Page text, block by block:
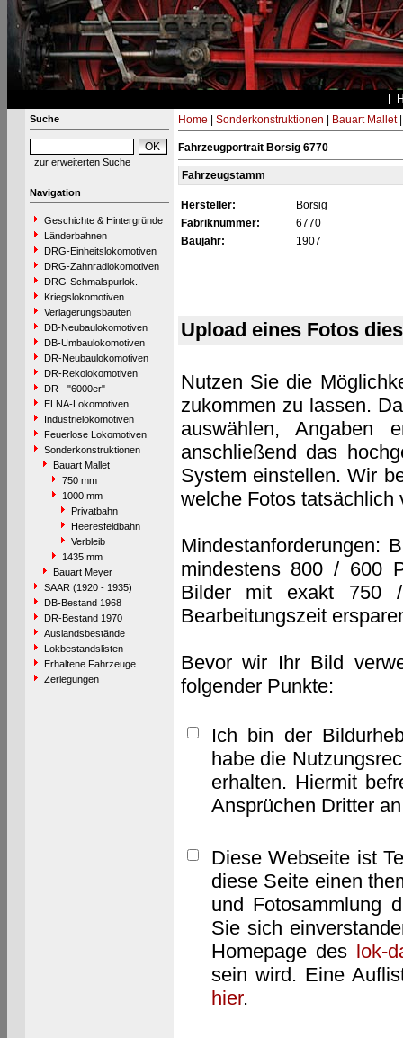
Suche
zur erweiterten Suche
Navigation
Geschichte & Hintergründe
Länderbahnen
DRG-Einheitslokomotiven
DRG-Zahnradlokomotiven
DRG-Schmalspurlok.
Kriegslokomotiven
Verlagerungsbauten
DB-Neubaulokomotiven
DB-Umbaulokomotiven
DR-Neubaulokomotiven
DR-Rekolokomotiven
DR - "6000er"
ELNA-Lokomotiven
Industrielokomotiven
Feuerlose Lokomotiven
Sonderkonstruktionen
Bauart Mallet
750 mm
1000 mm
Privatbahn
Heeresfeldbahn
Verbleib
1435 mm
Bauart Meyer
SAAR (1920 - 1935)
DB-Bestand 1968
DR-Bestand 1970
Auslandsbestände
Lokbestandslisten
Erhaltene Fahrzeuge
Zerlegungen
Home Sonderkonstruktionen Bauart Mallet
Fahrzeugportrait Borsig 6770
Fahrzeugstamm
Hersteller:
Borsig
Fabriknummer:
6770
Baujahr:
1907
Upload eines Fotos
Nutzen Sie die
zukommen zu lassen.
auswählen, Angaben
anschließend das
System einstellen. Wir
welche Fotos tatsächlich
Mindestanforderungen:
mindestens 800 / 600
Bilder mit exakt 750
Bearbeitungszeit
Bevor wir Ihr Bild
folgender Punkte:
Ich bin der
habe die
erhalten. Hiermit
Ansprüchen Dritter
Diese Webseite ist
diese Seite einen
und Fotosammlung
Sie sich
Homepage des lok-
sein wird. Eine
hier.